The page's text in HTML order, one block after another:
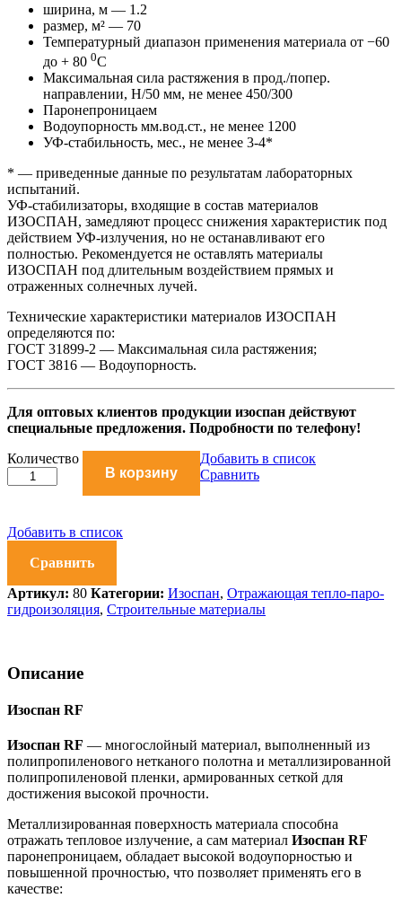
ширина, м — 1.2
размер, м² — 70
Температурный диапазон применения материала от −60
до + 80 0С
Максимальная сила растяжения в прод./попер.
направлении, Н/50 мм, не менее 450/300
Паронепроницаем
Водоупорность мм.вод.ст., не менее 1200
УФ-стабильность, мес., не менее 3-4*
* — приведенные данные по результатам лабораторных
испытаний.
УФ-стабилизаторы, входящие в состав материалов
ИЗОСПАН, замедляют процесс снижения характеристик под
действием УФ-излучения, но не останавливают его
полностью. Рекомендуется не оставлять материалы
ИЗОСПАН под длительным воздействием прямых и
отраженных солнечных лучей.
Технические характеристики материалов ИЗОСПАН
определяются по:
ГОСТ 31899-2 — Максимальная сила растяжения;
ГОСТ 3816 — Водоупорность.
Для оптовых клиентов продукции изоспан действуют
специальные предложения. Подробности по телефону!
Изоспан
количество
Количество
В корзину
Добавить в список
Сравнить
Добавить в список
Сравнить
Артикул: 80 Категории: Изоспан, Отражающая тепло-паро-
гидроизоляция, Строительные материалы
Описание
Изоспан RF
Изоспан RF — многослойный материал, выполненный из
полипропиленового нетканого полотна и металлизированной
полипропиленовой пленки, армированных сеткой для
достижения высокой прочности.
Металлизированная поверхность материала способна
отражать тепловое излучение, а сам материал Изоспан RF
паронепроницаем, обладает высокой водоупорностью и
повышенной прочностью, что позволяет применять его в
качестве: